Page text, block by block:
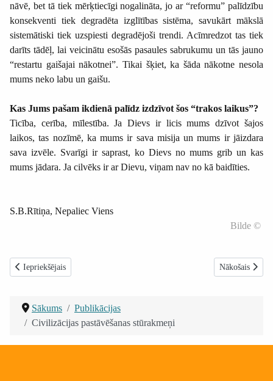
nāvē, bet tā tiek mērķtiecīgi nogalināta, jo ar “reformu” palīdzību
konsekventi tiek degradēta izglītības sistēma, savukārt mākslā
sistemātiski tiek uzspiesti degradējoši trendi. Acīmredzot tas tiek
darīts tādēļ, lai veicinātu esošās pasaules sabrukumu un tās jauno
“restartu gaišajai nākotnei”. Tikai šķiet, ka šāda nākotne nesola
mums neko labu un gaišu.
Kas Jums pašam ikdienā palīdz izdzīvot šos “trakos laikus”?
Ticība, cerība, mīlestība. Ja Dievs ir licis mums dzīvot šajos
laikos, tas nozīmē, ka mums ir sava misija un mums ir jāizdara
sava izvēle. Svarīgi ir saprast, ko Dievs no mums grib un kas
mums jādara. Ja cilvēks ir ar Dievu, viņam nav no kā baidīties.
S.B.Rītiņa, Nepaliec Viens
Bilde ©
Iepriekšējais raksts: Savu unikālo dāvanu atklāšana un lietošana
Iepriekšējais Nākamais
Nākošais
Sākums
Publikācijas
Civilizācijas pastāvēšanas stūrakmeņi